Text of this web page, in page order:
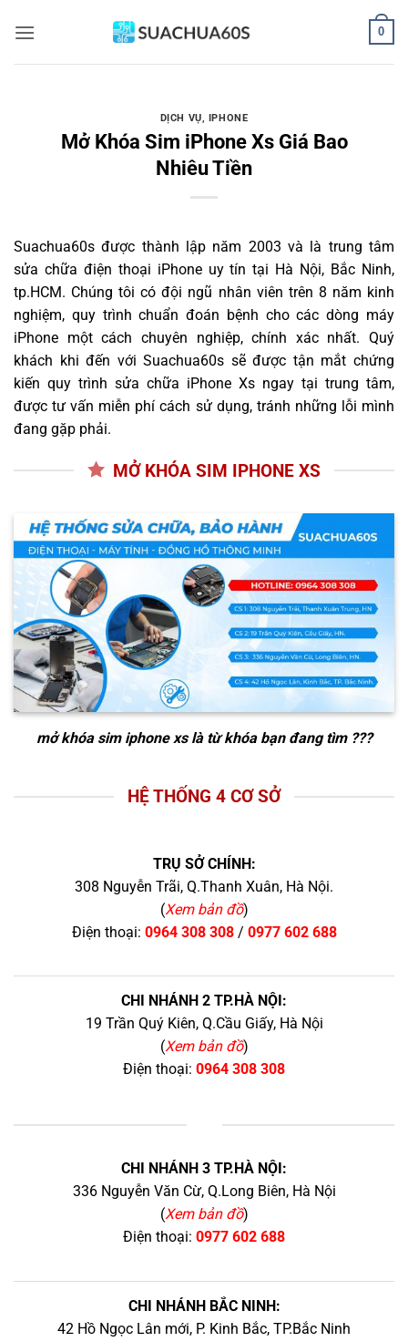
qua
0
DỊCH VỤ, IPHONE
Mở Khóa Sim iPhone Xs Giá Bao
Nhiêu Tiền
Suachua60s được thành lập năm 2003 và là trung tâm
sửa chữa điện thoại iPhone uy tín tại Hà Nội, Bắc Ninh,
tp.HCM. Chúng tôi có đội ngũ nhân viên trên 8 năm kinh
nghiệm, quy trình chuẩn đoán bệnh cho các dòng máy
iPhone một cách chuyên nghiệp, chính xác nhất. Quý
khách khi đến với Suachua60s sẽ được tận mắt chứng
kiến quy trình sửa chữa iPhone Xs ngay tại trung tâm,
được tư vấn miễn phí cách sử dụng, tránh những lỗi mình
đang gặp phải.
MỞ KHÓA SIM IPHONE XS
mở khóa sim iphone xslà từ khóa bạn đang tìm ???
HỆ THỐNG 4 CƠ SỞ
TRỤ SỞ CHÍNH:
308 Nguyễn Trãi, Q.Thanh Xuân, Hà Nội.
(Xem bản đồ)
Điện thoại: 0964 308 308/ 0977 602 688
CHI NHÁNH 2 TP.HÀ NỘI:
19 Trần Quý Kiên, Q.Cầu Giấy, Hà Nội
(Xem bản đồ)
Điện thoại: 0964 308 308
CHI NHÁNH 3 TP.HÀ NỘI:
336 Nguyễn Văn Cừ, Q.Long Biên, Hà Nội
(Xem bản đồ)
Điện thoại: 0977 602 688
CHI NHÁNH BẮC NINH:
42 Hồ Ngọc Lân mới, P. Kinh Bắc, TP.Bắc Ninh